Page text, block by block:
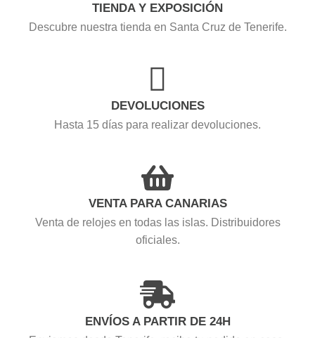
TIENDA Y EXPOSICIÓN
Descubre nuestra tienda en Santa Cruz de Tenerife.
DEVOLUCIONES
Hasta 15 días para realizar devoluciones.
VENTA PARA CANARIAS
Venta de relojes en todas las islas. Distribuidores
oficiales.
ENVÍOS A PARTIR DE 24H